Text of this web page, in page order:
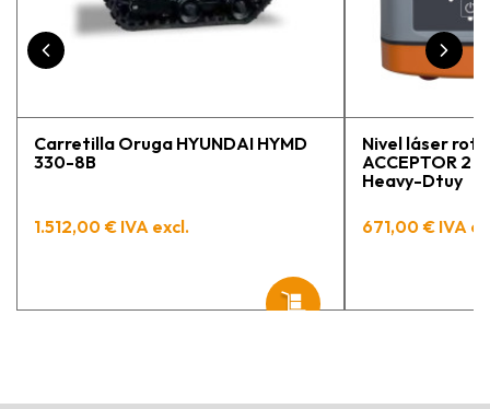
Carretilla Oruga HYUNDAI HYMD
330-8B
1.512,00 € IVA excl.
Nivel láser
ACCEPTOR 2
Heavy-Dtuy
671,00 € IVA